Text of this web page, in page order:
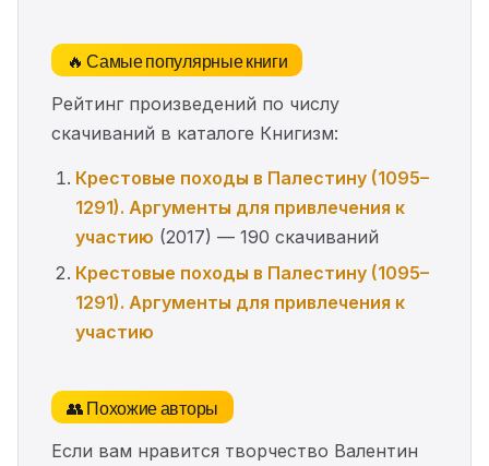
🔥 Самые популярные книги
Рейтинг произведений по числу
скачиваний в каталоге Книгизм:
Крестовые походы в Палестину (1095–
1291). Аргументы для привлечения к
участию (2017) — 190 скачиваний
Крестовые походы в Палестину (1095–
1291). Аргументы для привлечения к
участию
👥 Похожие авторы
Если вам нравится творчество Валентин